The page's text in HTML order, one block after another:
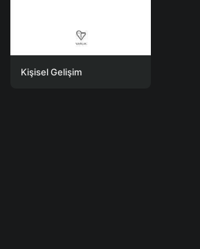
Kişisel Gelişim